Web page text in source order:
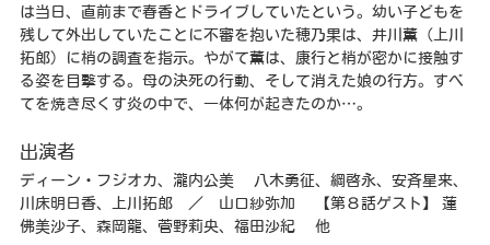
は当日、直前まで春香とドライブしていたという。幼い子どもを
残して外出していたことに不審を抱いた穂乃果は、井川薫（上川
拓郎）に梢の調査を指示。やがて薫は、康行と梢が密かに接触す
る姿を目撃する。母の決死の行動、そして消えた娘の行方。すべ
てを焼き尽くす炎の中で、一体何が起きたのか…。
出演者
ディーン・フジオカ、瀧内公美 八木勇征、綱啓永、安斉星来、
川床明日香、上川拓郎 ／ 山口紗弥加 【第８話ゲスト】 蓮
佛美沙子、森岡龍、菅野莉央、福田沙紀 他